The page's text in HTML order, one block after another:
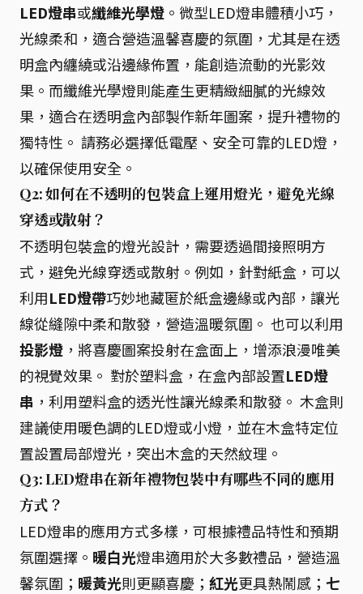
LED燈串或纖維光學燈 。微型LED燈串體積小巧，
光線柔和，適合營造溫馨喜慶的氛圍，尤其是在透
明盒內纏繞或沿邊緣佈置，能創造流動的光影效
果。而纖維光學燈則能產生更精緻細膩的光線效
果，適合在透明盒內部製作新年圖案，提升禮物的
獨特性。 請務必選擇低電壓、安全可靠的LED燈，
以確保使用安全。
Q2: 如何在不透明的包裝盒上運用燈光，避免光線
穿透或散射？
不透明包裝盒的燈光設計，需要透過間接照明方
式，避免光線穿透或散射。例如，針對紙盒，可以
利用LED燈帶巧妙地藏匿於紙盒邊緣或內部，讓光
線從縫隙中柔和散發，營造溫暖氛圍。 也可以利用
投影燈 ，將喜慶圖案投射在盒面上，增添浪漫唯美
的視覺效果。 對於塑料盒，在盒內部設置LED燈
串 ，利用塑料盒的透光性讓光線柔和散發。 木盒則
建議使用暖色調的LED燈或小燈，並在木盒特定位
置設置局部燈光，突出木盒的天然紋理。
Q3: LED燈串在新年禮物包裝中有哪些不同的應用
方式？
LED燈串的應用方式多樣，可根據禮品特性和預期
氛圍選擇。 暖白光燈串適用於大多數禮品，營造溫
馨氛圍； 暖黃光則更顯喜慶； 紅光更具熱鬧感； 七